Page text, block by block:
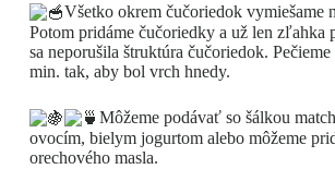
Všetko okrem čučoriedok vymiešame
Potom pridáme čučoriedky a už len zľahka
sa neporušila štruktúra čučoriedok.
min. tak, aby bol vrch hnedy.
Môžeme podávať so šálkou
ovocím, bielym jogurtom alebo môžeme
orechového masla.